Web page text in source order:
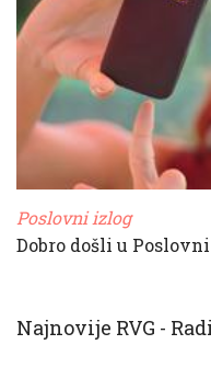
Poslovni izlog
Dobro došli u
Najnovije RVG -